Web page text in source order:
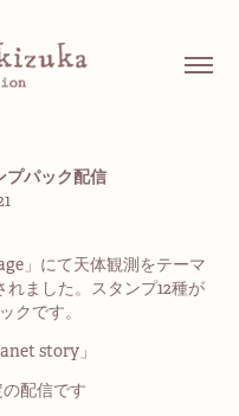
プパック配信
」にて天体観測をテーマ
ました。スタンプ12種が
クです。
story」
配信です